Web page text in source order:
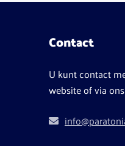
Contact
U kunt contact
website of via